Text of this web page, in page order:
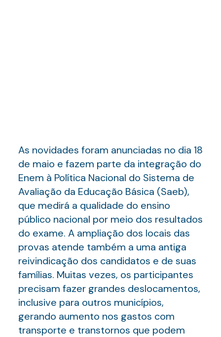
As novidades foram anunciadas no dia 18
de maio e fazem parte da integração do
Enem à Política Nacional do Sistema de
Avaliação da Educação Básica (Saeb),
que medirá a qualidade do ensino
público nacional por meio dos resultados
do exame. A ampliação dos locais das
provas atende também a uma antiga
reivindicação dos candidatos e de suas
famílias. Muitas vezes, os participantes
precisam fazer grandes deslocamentos,
inclusive para outros municípios,
gerando aumento nos gastos com
transporte e transtornos que podem